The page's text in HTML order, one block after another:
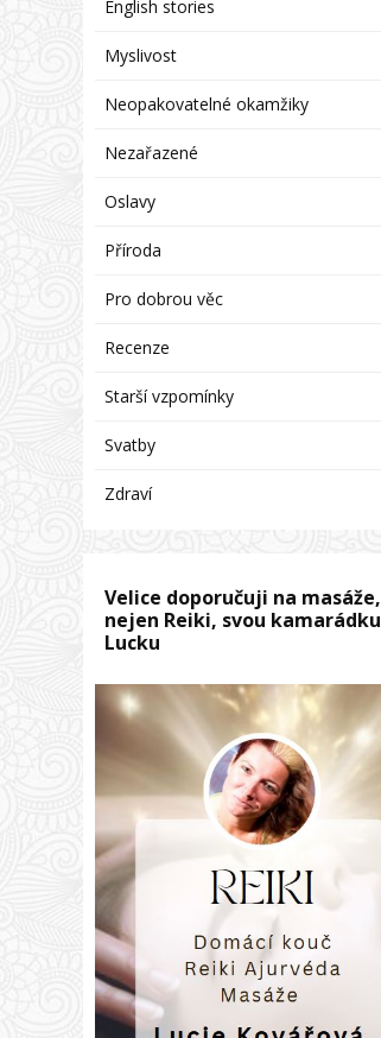
English stories
Myslivost
Neopakovatelné okamžiky
Nezařazené
Oslavy
Příroda
Pro dobrou věc
Recenze
Starší vzpomínky
Svatby
Zdraví
Velice doporučuji na masáže,
nejen Reiki, svou kamarádku
Lucku